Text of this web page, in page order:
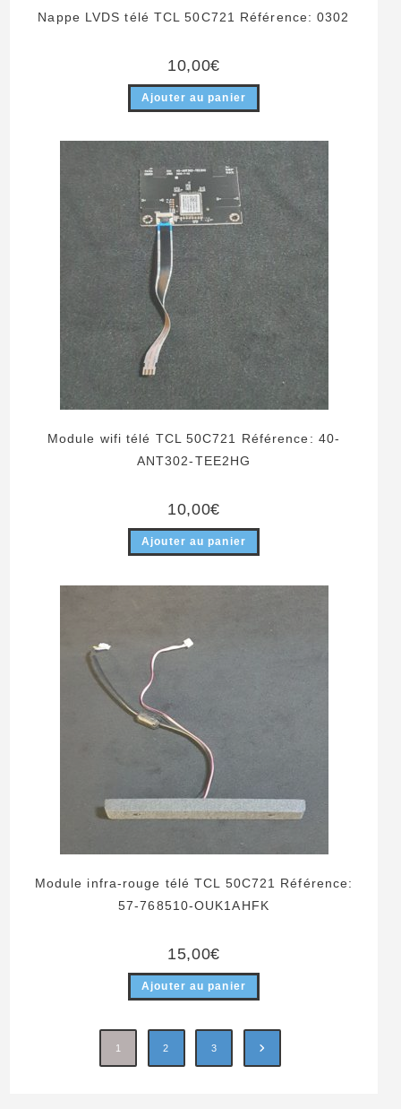
Nappe LVDS télé TCL 50C721 Référence: 0302
10,00€
Ajouter au panier
Module wifi télé TCL 50C721 Référence: 40-
ANT302-TEE2HG
10,00€
Ajouter au panier
Module infra-rouge télé TCL 50C721 Référence:
57-768510-OUK1AHFK
15,00€
Ajouter au panier
1 2 3